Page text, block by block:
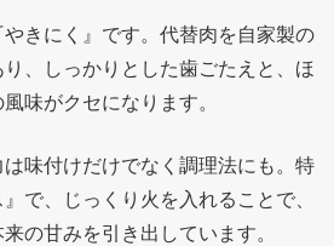
きにく』です。代替肉を自家製の
、しっかりとした歯ごたえと、ほ
味がクセになります。
味付けだけでなく調理法にも。特
で、じっくり火を入れることで、
の甘みを引き出しています。